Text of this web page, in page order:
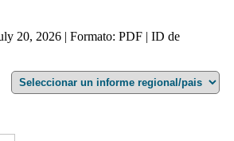
20, 2026 | Formato: PDF | ID de